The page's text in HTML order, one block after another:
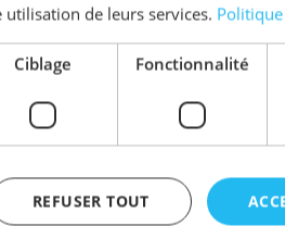
la sérieLC-3217
3217M
de leurs services.
Ciblage Fonctionnalité
REFUSER TOUT